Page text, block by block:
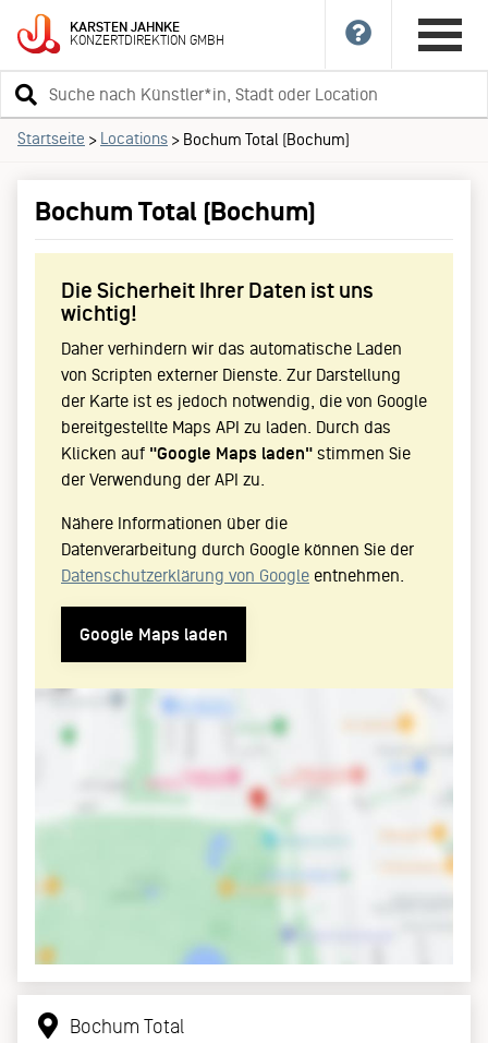
KARSTENJAHNKE
KONZERTDIREKTIONGMBH
Suchbegriff
eingeben
Startseite > Locations > Bochum Total (Bochum)
Bochum Total (Bochum)
Die Sicherheit Ihrer Daten ist uns
wichtig!
Daher verhindern wir das automatische Laden
von Scripten externer Dienste. Zur Darstellung
der Karte ist es jedoch notwendig, die von Google
bereitgestellte Maps API zu laden. Durch das
Klicken auf "Google Maps laden" stimmen Sie
der Verwendung der API zu.
Nähere Informationen über die
Datenverarbeitung durch Google können Sie der
Datenschutzerklärung von Google entnehmen.
Google Maps laden
Bochum Total